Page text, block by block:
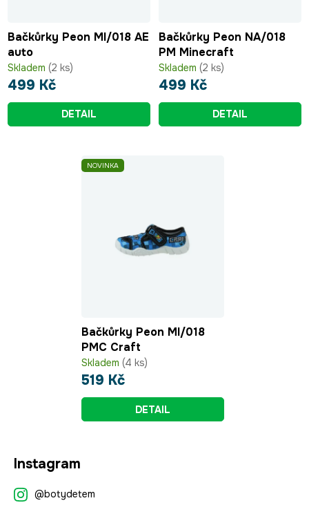
Bačkůrky Peon MI/018 AE
auto
Skladem (2 ks)
499 Kč
DETAIL
Bačkůrky Peon NA/018
PM Minecraft
Skladem (2 ks)
499 Kč
DETAIL
NOVINKA
Bačkůrky Peon MI/018
PMC Craft
Skladem (4 ks)
519 Kč
DETAIL
Instagram
@botydetem